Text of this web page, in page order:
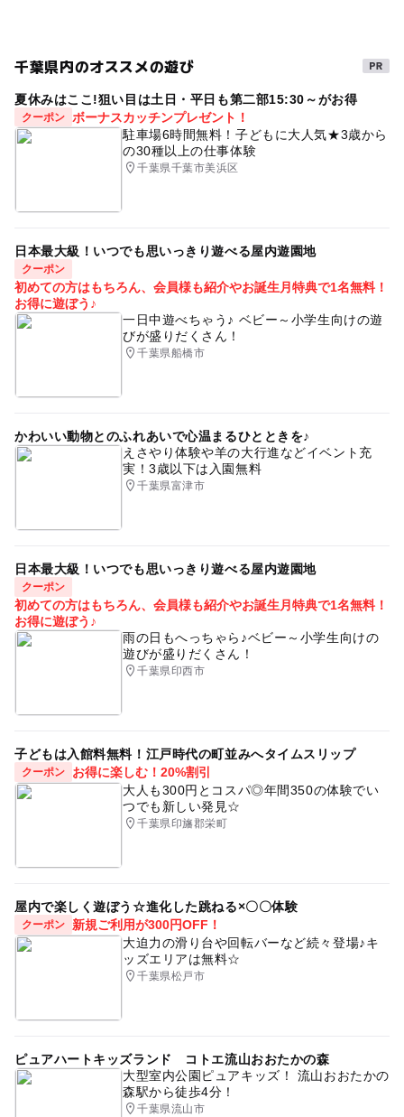
鬼越駅
本八幡駅
駐車可能台数
駐車場詳細
最初の1時間200円→以後30分毎に100円
※ただし、最初の30分以内の出庫は無料です。
※お買い上げ金額に応じて最大3時間無料
GW(ゴールデンウィーク)2015
ワークショップ ベビーカー可 ママ会
ママもうれしい 運動・体を動かす 映画館あり
雨の日でもOK gw2015
シルバーウィーク2026
フードコート
ショッピングモール
ゴールデンウィーク2016 キッズファッション
千葉・房総 授乳室あり
GW(ゴールデンウィーク)2027 ママ友会 イベント
子連れOKカラオケ 中央・総武線
秋のお出かけ2026
親子カラオケ
千葉県内のオススメの遊び
夏休みはここ!狙い目は土日・平日も第二部15:30～がお得
クーポン
ボーナスカッチンプレゼント！
駐車場6時間無料！子どもに大人気★3歳から
の30種以上の仕事体験
千葉県千葉市美浜区
日本最大級！いつでも思いっきり遊べる屋内遊園地
クーポン
初めての方はもちろん、会員様も紹介やお誕生月特典で1名無料！
お得に遊ぼう♪
一日中遊べちゃう♪ ベビー～小学生向けの遊
びが盛りだくさん！
千葉県船橋市
かわいい動物とのふれあいで心温まるひとときを♪
えさやり体験や羊の大行進などイベント充
実！3歳以下は入園無料
千葉県富津市
日本最大級！いつでも思いっきり遊べる屋内遊園地
クーポン
初めての方はもちろん、会員様も紹介やお誕生月特典で1名無料！
お得に遊ぼう♪
雨の日もへっちゃら♪ベビー～小学生向けの
遊びが盛りだくさん！
千葉県印西市
子どもは入館料無料！江戸時代の町並みへタイムスリップ
クーポン
お得に楽しむ！20%割引
大人も300円とコスパ◎年間350の体験でい
つでも新しい発見☆
千葉県印旛郡栄町
屋内で楽しく遊ぼう☆進化した跳ねる×〇〇体験
クーポン 新規ご利用が300円OFF！
大迫力の滑り台や回転バーなど続々登場♪キ
ッズエリアは無料☆
千葉県松戸市
ピュアハートキッズランド コトエ流山おおたかの森
大型室内公園ピュアキッズ！ 流山おおたかの
森駅から徒歩4分！
千葉県流山市